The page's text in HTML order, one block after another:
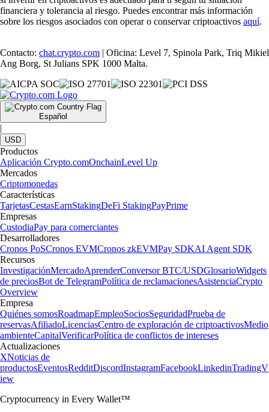
financiera y tolerancia al riesgo. Puedes encontrar más información
sobre los riesgos asociados con operar o conservar criptoactivos aquí.
Contacto: chat.crypto.com | Oficina: Level 7, Spinola Park, Triq Mikiel
Ang Borg, St Julians SPK 1000 Malta.
Español
|
USD
Productos
Aplicación Crypto.comOnchainLevel Up
Mercados
Criptomonedas
Características
TarjetasCestasEarnStakingDeFi StakingPayPrime
Empresas
CustodiaPay para comerciantes
Desarrolladores
Cronos PoSCronos EVMCronos zkEVMPay SDKAI Agent SDK
Recursos
InvestigaciónMercadoAprenderConversor BTC/USDGlosarioWidgets
de preciosBot de TelegramPolítica de reclamacionesAsistenciaCrypto
Overview
Empresa
Quiénes somosRoadmapEmpleoSociosSeguridadPrueba de
reservasAfiliadoLicenciasCentro de exploración de criptoactivosMedio
ambienteCapitalVerificarPolítica de conflictos de intereses
Actualizaciones
XNoticias de
productosEventosRedditDiscordInstagramFacebookLinkedinTradingV
iew
Cryptocurrency in Every Wallet™